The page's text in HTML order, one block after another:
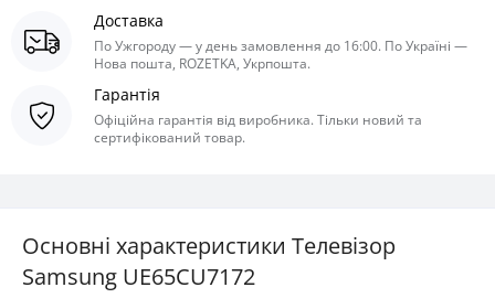
Доставка
По Ужгороду — у день замовлення до 16:00. По Україні —
Нова пошта, ROZETKA, Укрпошта.
Гарантія
Офіційна гарантія від виробника. Тільки новий та
сертифікований товар.
Основні характеристики Телевізор
Samsung UE65CU7172